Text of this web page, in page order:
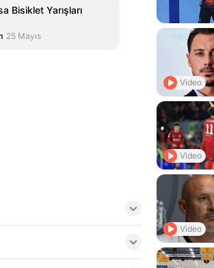
Bisiklet Yarışları
25 Mayıs
Video
Video
Video